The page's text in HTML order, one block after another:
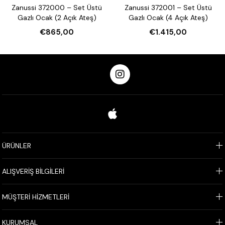
Zanussi 372000 – Set Üstü
Gazlı Ocak (2 Açık Ateş)
€865,00
Zanussi 372001 – Set Üstü
Gazlı Ocak (4 Açık Ateş)
€1.415,00
ÜRÜNLER
ALIŞVERİŞ BİLGİLERİ
MÜŞTERİ HİZMETLERİ
KURUMSAL